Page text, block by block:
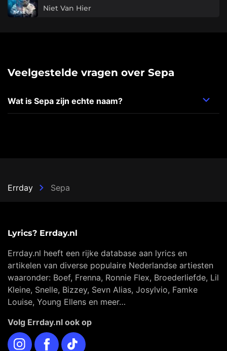
Niet Van Hier
Veelgestelde vragen over Sepa
Wat is Sepa zijn echte naam?
Errday Sepa
Lyrics? Errday.nl
Errday.nl heeft een rijke database aan lyrics en
artikelen van diverse populaire Nederlandse artiesten
waaronder: Boef, Frenna, Ronnie Flex, Broederliefde, Lil
Kleine, Snelle, Bizzey, Sevn Alias, Josylvio, Famke
Louise, Young Ellens en meer…
Volg Errday.nl ook op
InstagramFacebookTikTok